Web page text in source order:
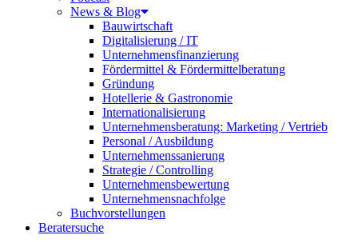
News & Blog
Bauwirtschaft
Digitalisierung / IT
Unternehmensfinanzierung
Fördermittel & Fördermittelberatung
Gründung
Hotellerie & Gastronomie
Internationalisierung
Unternehmensberatung: Marketing / Vertrieb
Personal / Ausbildung
Unternehmenssanierung
Strategie / Controlling
Unternehmensbewertung
Unternehmensnachfolge
Buchvorstellungen
Beratersuche